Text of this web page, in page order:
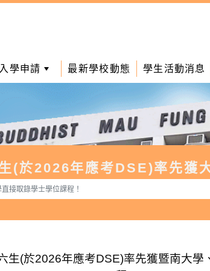
入學申請 最新學校動態 學生活動消息
(於2026年應考DSE)率先獲
接取錄學士學位課程！
生(於2026年應考DSE)率先獲暨南大